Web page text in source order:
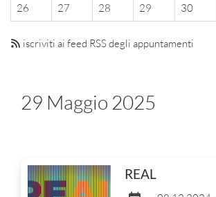
26
27 28 29 30
iscriviti ai feed RSS degli appuntamenti
29 Maggio 2025
REAL